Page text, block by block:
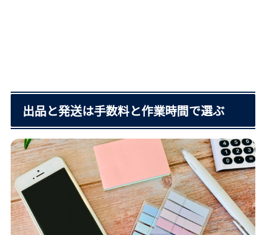
出品と発送は手数料と作業時間で選ぶ